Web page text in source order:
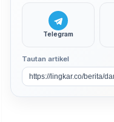
Telegram
Tautan artikel